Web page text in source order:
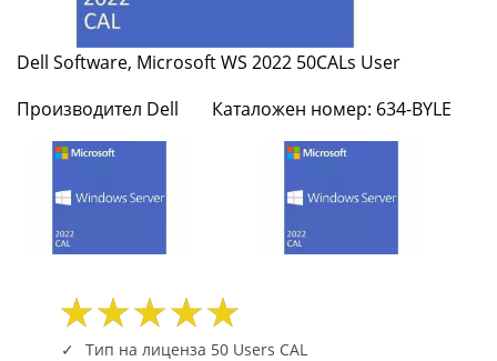
User
634-
BYLE
|
Fly.bg
Dell Software, Microsoft WS 2022 50CALs User
Производител Dell
Каталожен номер: 634-BYLE
Тип на лиценза 50 Users CAL